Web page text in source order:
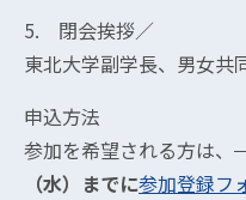
5. 閉会挨拶／
東北大学副学長、男女共
申込方法
参加を希望される方は、
（水）までに参加登録フ